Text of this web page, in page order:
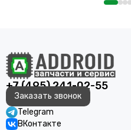
+7 (495) 241-02-55
Заказать звонок
Telegram
ВКонтакте